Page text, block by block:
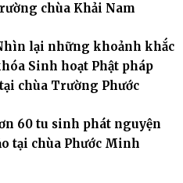
chùa Khải Nam
lại những khoảnh khắc
Sinh hoạt Phật pháp
chùa Trường Phước
60 tu sinh phát nguyện
tại chùa Phước Minh